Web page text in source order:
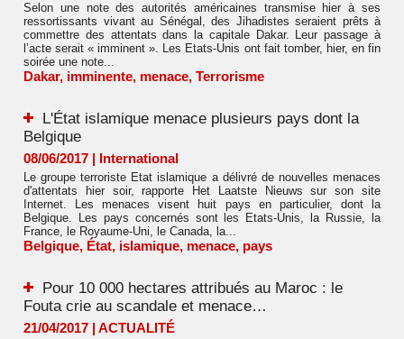
Selon une note des autorités américaines transmise hier à ses
ressortissants vivant au Sénégal, des Jihadistes seraient prêts à
commettre des attentats dans la capitale Dakar. Leur passage à
l’acte serait « imminent ». Les Etats-Unis ont fait tomber, hier, en fin
soirée une note...
Dakar, imminente, menace, Terrorisme
L'État islamique menace plusieurs pays dont la
Belgique
08/06/2017 | International
Le groupe terroriste Etat islamique a délivré de nouvelles menaces
d'attentats hier soir, rapporte Het Laatste Nieuws sur son site
Internet. Les menaces visent huit pays en particulier, dont la
Belgique. Les pays concernés sont les Etats-Unis, la Russie, la
France, le Royaume-Uni, le Canada, la...
Belgique, État, islamique, menace, pays
Pour 10 000 hectares attribués au Maroc : le
Fouta crie au scandale et menace…
21/04/2017 | ACTUALITÉ